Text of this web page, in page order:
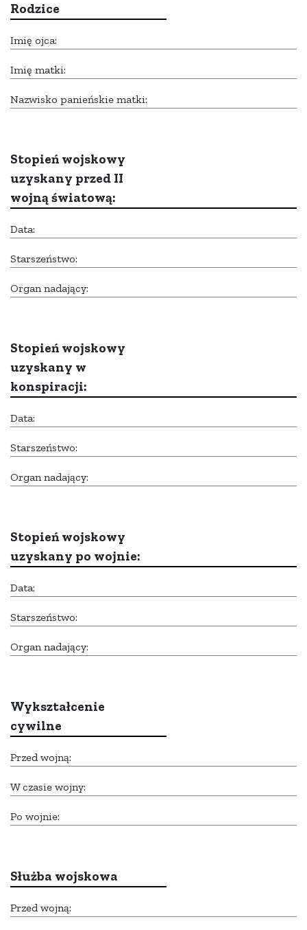
Rodzice
Imię ojca:
Imię matki:
Nazwisko panieńskie matki:
Stopień wojskowy
uzyskany przed II
wojną światową:
Data:
Starszeństwo:
Organ nadający:
Stopień wojskowy
uzyskany w
konspiracji:
Data:
Starszeństwo:
Organ nadający:
Stopień wojskowy
uzyskany po wojnie:
Data:
Starszeństwo:
Organ nadający:
Wykształcenie
cywilne
Przed wojną:
W czasie wojny:
Po wojnie:
Służba wojskowa
Przed wojną: